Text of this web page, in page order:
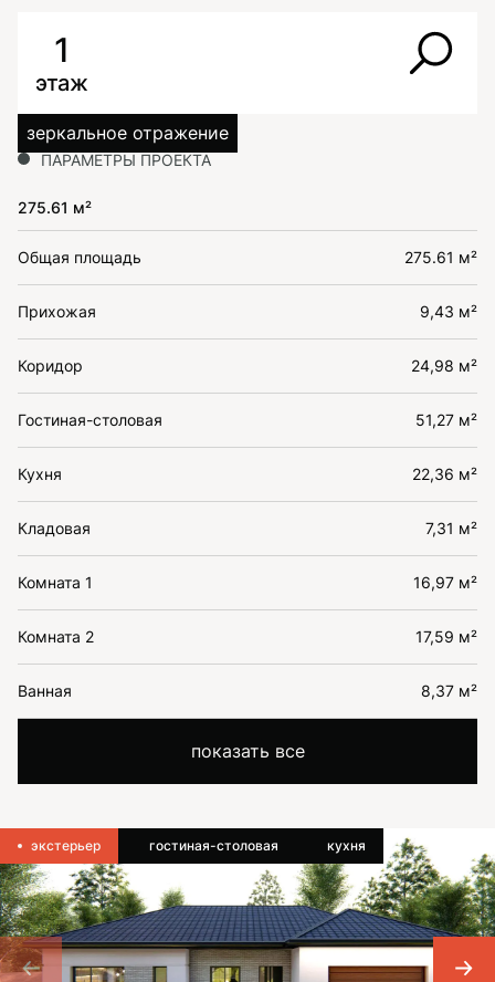
1
этаж
зеркальное отражение
ПАРАМЕТРЫ ПРОЕКТА
275.61 м²
Общая площадь 275.61 м²
Прихожая 9,43 м²
Коридор 24,98 м²
Гостиная-столовая 51,27 м²
Кухня 22,36 м²
Кладовая 7,31 м²
Комната 1 16,97 м²
Комната 2 17,59 м²
Ванная 8,37 м²
показать все
экстерьер гостиная-столовая кухня